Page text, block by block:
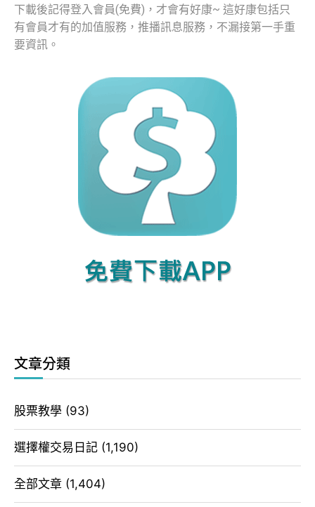
下載後記得登入會員(免費)，才會有好康~ 這好康包括只
有會員才有的加值服務，推播訊息服務，不漏接第一手重
要資訊。
文章分類
股票教學 (93)
選擇權交易日記 (1,190)
全部文章 (1,404)